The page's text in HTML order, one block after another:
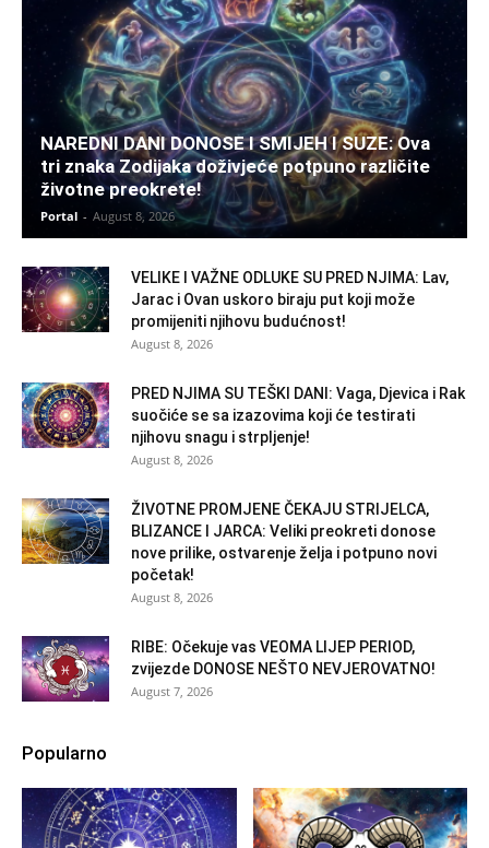
NAREDNI DANI DONOSE I SMIJEH I SUZE: Ova
tri znaka Zodijaka doživjeće potpuno različite
životne preokrete!
Portal - August 8, 2026
VELIKE I VAŽNE ODLUKE SU PRED NJIMA: Lav,
Jarac i Ovan uskoro biraju put koji može
promijeniti njihovu budućnost!
August 8, 2026
PRED NJIMA SU TEŠKI DANI: Vaga, Djevica i Rak
suočiće se sa izazovima koji će testirati
njihovu snagu i strpljenje!
August 8, 2026
ŽIVOTNE PROMJENE ČEKAJU STRIJELCA,
BLIZANCE I JARCA: Veliki preokreti donose
nove prilike, ostvarenje želja i potpuno novi
početak!
August 8, 2026
RIBE: Očekuje vas VEOMA LIJEP PERIOD,
zvijezde DONOSE NEŠTO NEVJEROVATNO!
August 7, 2026
Popularno